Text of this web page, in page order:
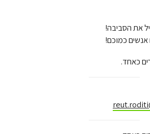
את הסביבה!
אנשים כמוכם!
כאחד.